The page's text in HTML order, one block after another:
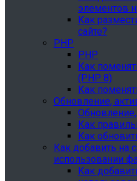
элементов
Как
сайте?
PHP
PHP
Как
(PHP 8)
Как
Обновление,
Как
Как
Как добавить на
использовании
Как